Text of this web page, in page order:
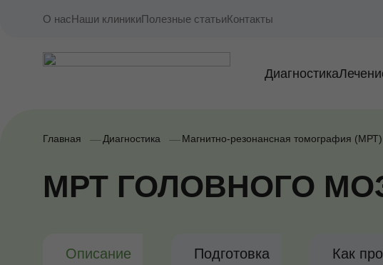
О насНаши клиникиПолезные статьиКонтакты
Диагностика
Главная Диагностика Магнитно-резонансная томография (МРТ)
МРТ ГОЛОВНОГО
Описание Подготовка Как